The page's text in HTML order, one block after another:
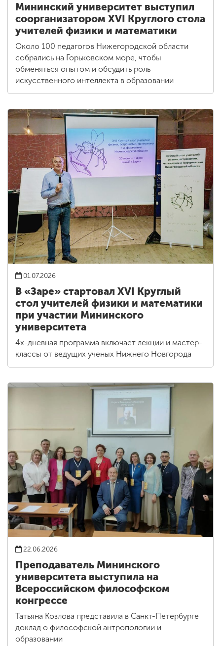
Мининский университет выступил
соорганизатором XVI Круглого стола
учителей физики и математики
Около 100 педагогов Нижегородской области
собрались на Горьковском море, чтобы
обменяться опытом и обсудить роль
искусственного интеллекта в образовании
01.07.2026
В «Заре» стартовал XVI Круглый
стол учителей физики и математики
при участии Мининского
университета
4х-дневная программа включает лекции и мастер-
классы от ведущих ученых Нижнего Новгорода
22.06.2026
Преподаватель Мининского
университета выступила на
Всероссийском философском
конгрессе
Татьяна Козлова представила в Санкт-Петербурге
доклад о философской антропологии и
образовании